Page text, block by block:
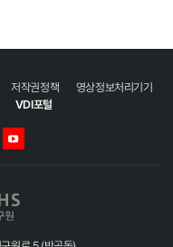
저작권정책
영상정보처리기기
VDI포털
램